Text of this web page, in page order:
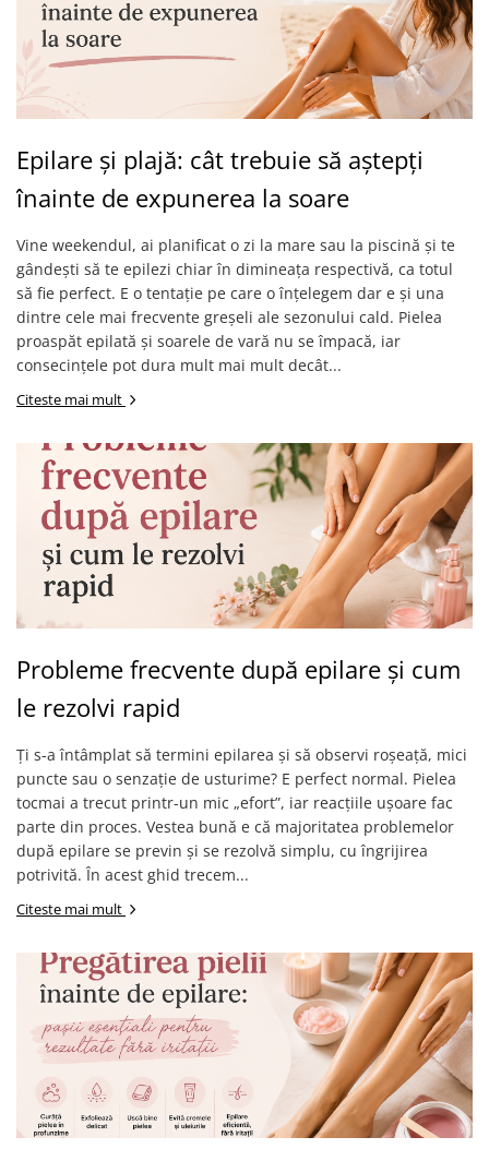
Epilare și plajă: cât trebuie să aștepți
înainte de expunerea la soare
Vine weekendul, ai planificat o zi la mare sau la piscină și te
gândești să te epilezi chiar în dimineața respectivă, ca totul
să fie perfect. E o tentație pe care o înțelegem dar e și una
dintre cele mai frecvente greșeli ale sezonului cald. Pielea
proaspăt epilată și soarele de vară nu se împacă, iar
consecințele pot dura mult mai mult decât...
Citeste mai mult
Probleme frecvente după epilare și cum
le rezolvi rapid
Ți s-a întâmplat să termini epilarea și să observi roșeață, mici
puncte sau o senzație de usturime? E perfect normal. Pielea
tocmai a trecut printr-un mic „efort”, iar reacțiile ușoare fac
parte din proces. Vestea bună e că majoritatea problemelor
după epilare se previn și se rezolvă simplu, cu îngrijirea
potrivită. În acest ghid trecem...
Citeste mai mult